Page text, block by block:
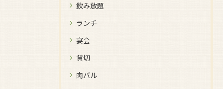
飲み放題
ランチ
宴会
貸切
肉バル